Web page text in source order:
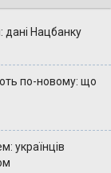
дані Нацбанку
по-новому: що
українців